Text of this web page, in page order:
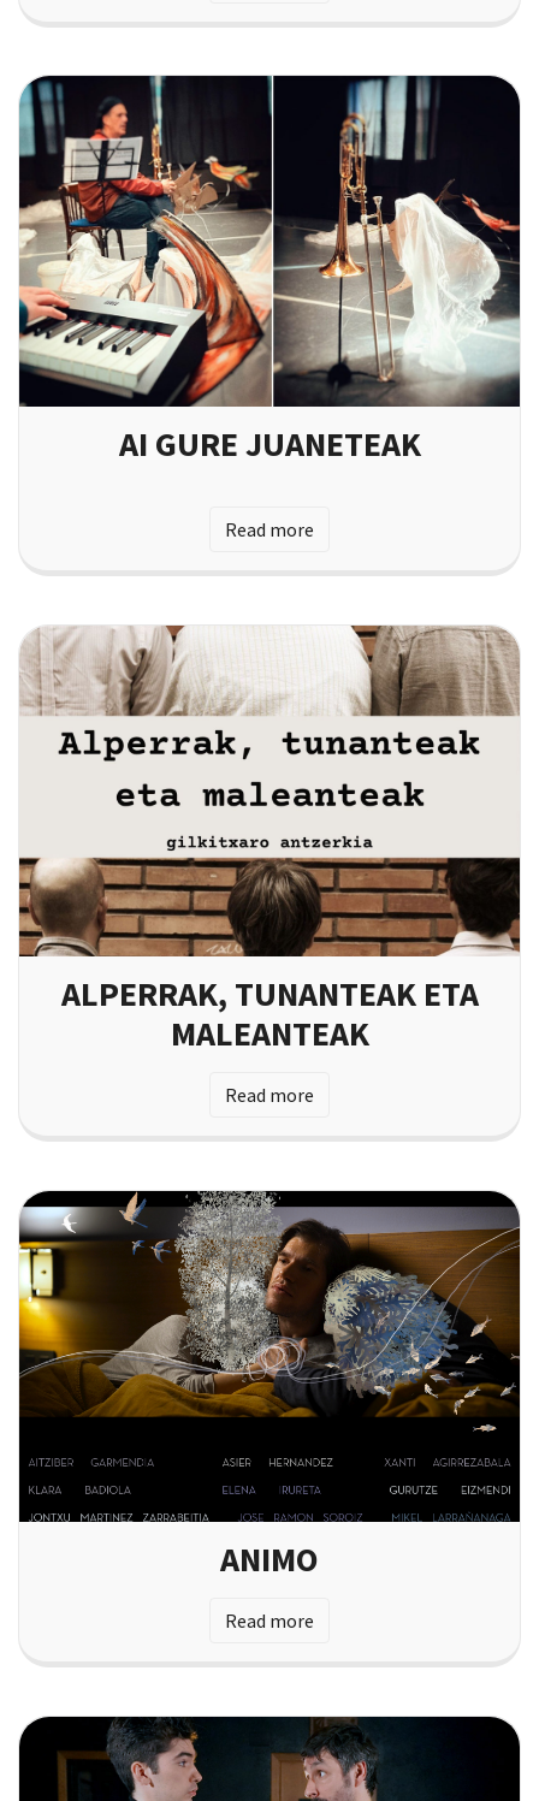
AI GURE JUANETEAK
Read more
ANIMO
Read more
ALPERRAK, TUNANTEAK ETA
MALEANTEAK
Read more